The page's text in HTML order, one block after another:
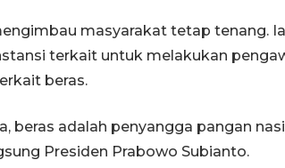
masyarakat tetap tenang.
terkait untuk melakukan
beras.
beras adalah penyangga pangan
Presiden Prabowo Subianto.